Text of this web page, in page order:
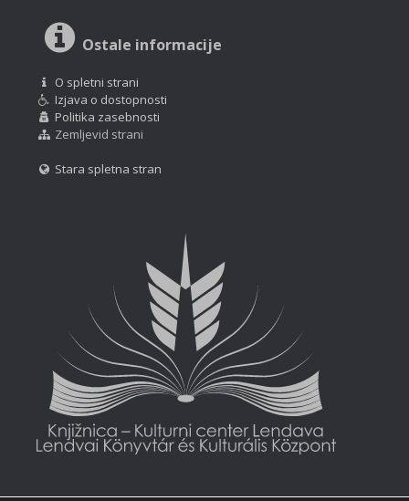
Ostale informacije
O spletni strani
Izjava o dostopnosti
Politika zasebnosti
Zemljevid strani
Stara spletna stran